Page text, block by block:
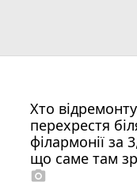
Хто
перехрестя
філармонії за
що саме там
photo_camera